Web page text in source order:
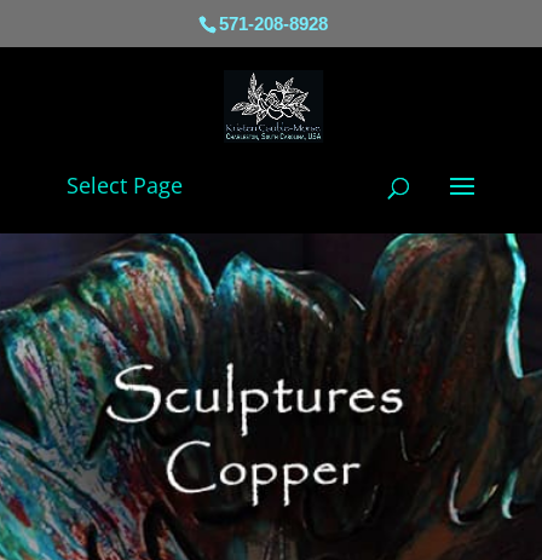
571-208-8928
Select Page